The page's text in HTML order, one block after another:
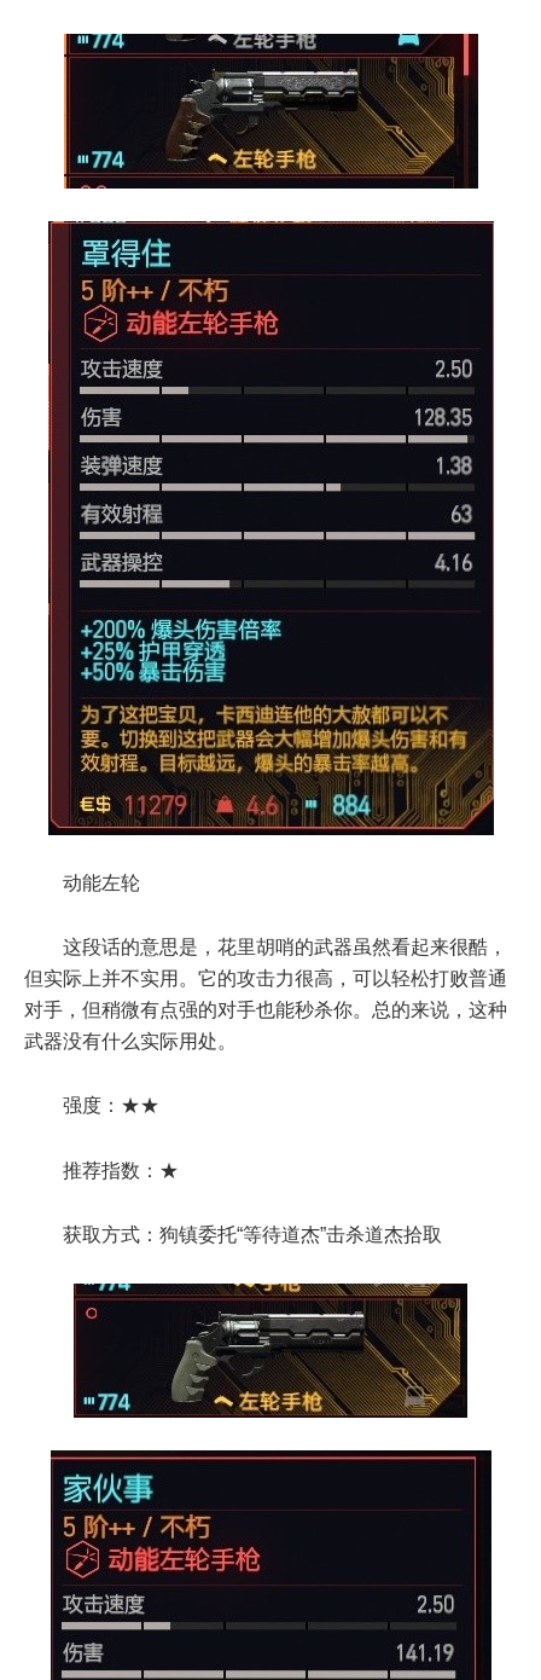
动能左轮
这段话的意思是，花里胡哨的武器虽然看起来很酷，
但实际上并不实用。它的攻击力很高，可以轻松打败普通
对手，但稍微有点强的对手也能秒杀你。总的来说，这种
武器没有什么实际用处。
强度：★★
推荐指数：★
获取方式：狗镇委托“等待道杰”击杀道杰拾取